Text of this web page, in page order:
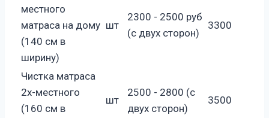
местного
матраса на дому
(140 см в
ширину)
шт
2300 - 2500 руб
(с двух сторон)
3300
Чистка матраса
2х-местного
(160 см в
шт
2500 - 2800 (с
двух сторон)
3500